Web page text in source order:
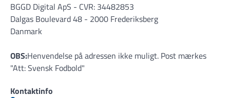
BGGD Digital ApS - CVR: 34482853
Dalgas Boulevard 48 - 2000 Frederiksberg
Danmark
OBS:Henvendelse på adressen ikke muligt. Post mærkes
"Att: Svensk Fodbold"
Kontaktinfo